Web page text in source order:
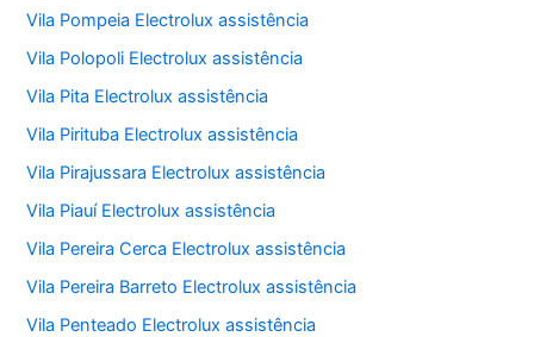
Vila Pompeia Electrolux assistência
Vila Polopoli Electrolux assistência
Vila Pita Electrolux assistência
Vila Pirituba Electrolux assistência
Vila Pirajussara Electrolux assistência
Vila Piauí Electrolux assistência
Vila Pereira Cerca Electrolux assistência
Vila Pereira Barreto Electrolux assistência
Vila Penteado Electrolux assistência